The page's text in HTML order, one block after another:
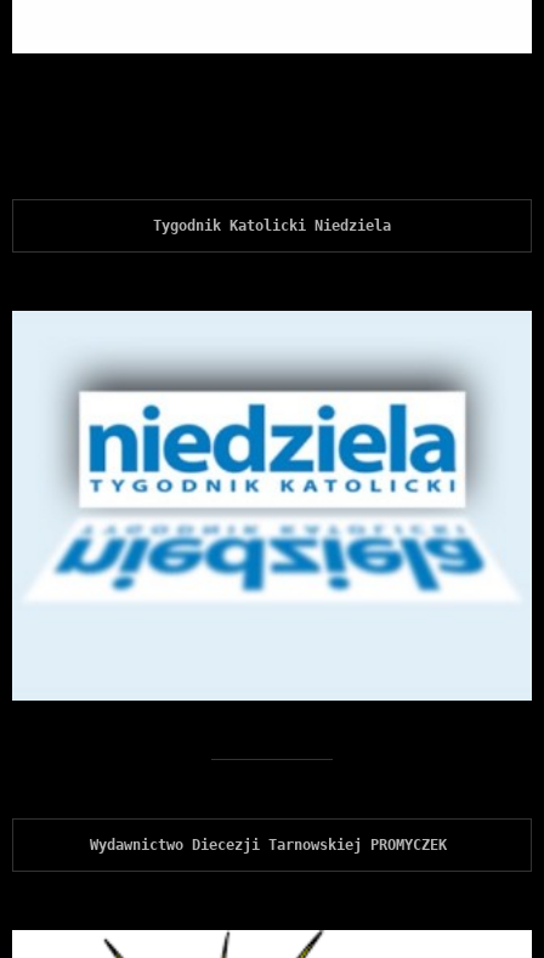
Tygodnik Katolicki Niedziela
Wydawnictwo Diecezji Tarnowskiej PROMYCZEK